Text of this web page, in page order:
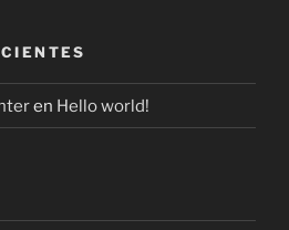
en Hello world!